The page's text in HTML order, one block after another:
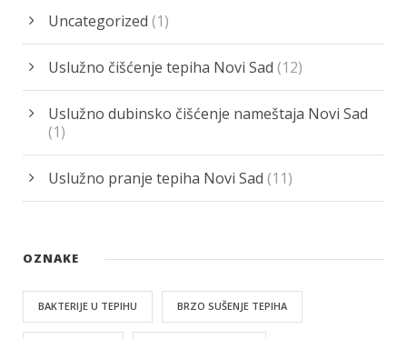
Uncategorized (1)
Uslužno čišćenje tepiha Novi Sad (12)
Uslužno dubinsko čišćenje nameštaja Novi Sad
(1)
Uslužno pranje tepiha Novi Sad (11)
OZNAKE
BAKTERIJE U TEPIHU BRZO SUŠENJE TEPIHA